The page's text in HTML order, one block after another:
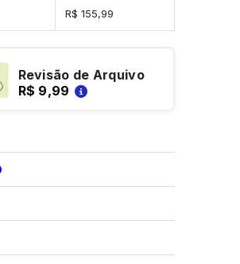
R$ 155,99
Revisão de Arquivo
R$ 9,99
Verifique as condições de entrega